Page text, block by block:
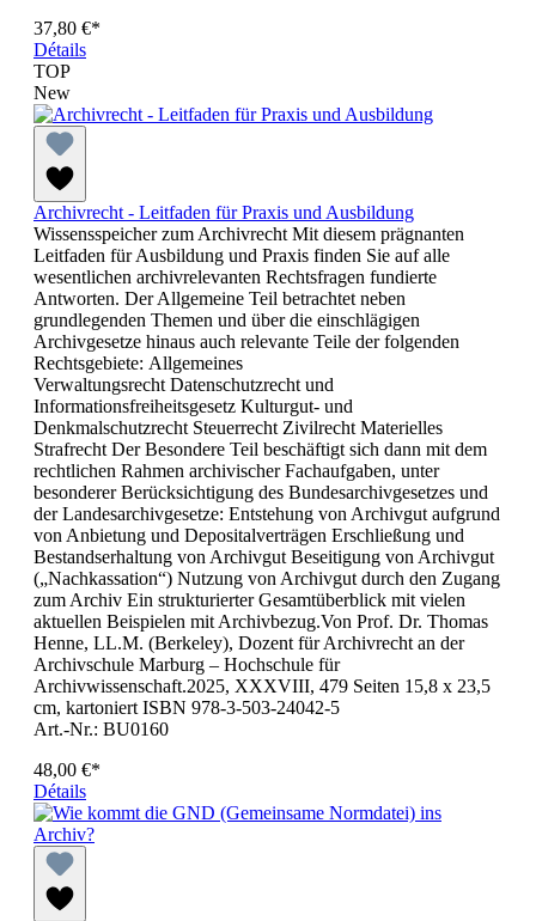
37,80 €*
Détails
TOP
New
Archivrecht - Leitfaden für Praxis und Ausbildung
Wissensspeicher zum Archivrecht Mit diesem prägnanten
Leitfaden für Ausbildung und Praxis finden Sie auf alle
wesentlichen archivrelevanten Rechtsfragen fundierte
Antworten. Der Allgemeine Teil betrachtet neben
grundlegenden Themen und über die einschlägigen
Archivgesetze hinaus auch relevante Teile der folgenden
Rechtsgebiete: Allgemeines
Verwaltungsrecht Datenschutzrecht und
Informationsfreiheitsgesetz Kulturgut- und
Denkmalschutzrecht Steuerrecht Zivilrecht Materielles
Strafrecht Der Besondere Teil beschäftigt sich dann mit dem
rechtlichen Rahmen archivischer Fachaufgaben, unter
besonderer Berücksichtigung des Bundesarchivgesetzes und
der Landesarchivgesetze: Entstehung von Archivgut aufgrund
von Anbietung und Depositalverträgen Erschließung und
Bestandserhaltung von Archivgut Beseitigung von Archivgut
(„Nachkassation“) Nutzung von Archivgut durch den Zugang
zum Archiv Ein strukturierter Gesamtüberblick mit vielen
aktuellen Beispielen mit Archivbezug.Von Prof. Dr. Thomas
Henne, LL.M. (Berkeley), Dozent für Archivrecht an der
Archivschule Marburg – Hochschule für
Archivwissenschaft.2025, XXXVIII, 479 Seiten 15,8 x 23,5
cm, kartoniert ISBN 978-3-503-24042-5
Art.-Nr.: BU0160
48,00 €*
Détails